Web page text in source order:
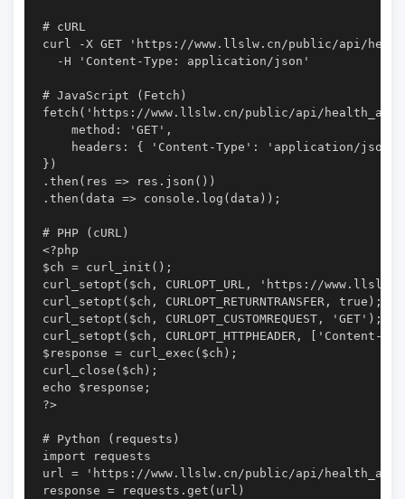
# cURL
curl -X GET 'https://www.llslw.cn/public/api/
  -H 'Content-Type: application/json'
# JavaScript (Fetch)
fetch('https://www.llslw.cn/public/api/
    method: 'GET',
headers: { 'Content-Type': 'application/json'
})
.then(res => res.json())
.then(data => console.log(data));
# PHP (cURL)
<?php
$ch = curl_init();
curl_setopt($ch, CURLOPT_URL, 'https://
curl_setopt($ch, CURLOPT_RETURNTRANSFER, true);
curl_setopt($ch, CURLOPT_CUSTOMREQUEST, 'GET');
curl_setopt($ch, CURLOPT_HTTPHEADER,
$response = curl_exec($ch);
curl_close($ch);
echo $response;
?>
# Python (requests)
import requests
url = 'https://www.llslw.cn/public/api/
response = requests.get(url)